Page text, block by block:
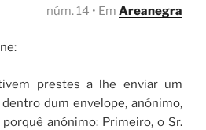
núm. 14 • Em Areanegra
prestes a lhe enviar um
dum envelope, anónimo,
anónimo: Primeiro, o Sr.